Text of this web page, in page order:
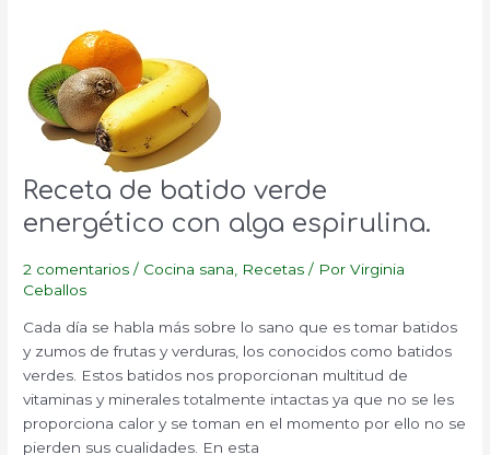
Receta de batido verde
energético con alga espirulina.
2 comentarios / Cocina sana Recetas / PorVirginia
Ceballos
Cada día se habla más sobre lo sano que es tomar batidos
y zumos de frutas y verduras, los conocidos como batidos
verdes. Estos batidos nos proporcionan multitud de
vitaminas y minerales totalmente intactas ya que no se les
proporciona calor y se toman en el momento por ello no se
pierden sus cualidades. En esta